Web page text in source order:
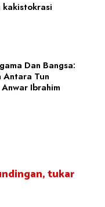
kakistokrasi
Dan Bangsa:
Antara Tun
Ibrahim
tukar